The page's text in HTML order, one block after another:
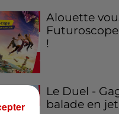
Alouette
!
Le Duel -
balade en